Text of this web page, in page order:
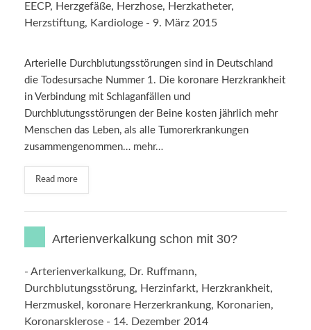
EECP, Herzgefäße, Herzhose, Herzkatheter,
Herzstiftung, Kardiologe - 9. März 2015
Arterielle Durchblutungsstörungen sind in Deutschland
die Todesursache Nummer 1. Die koronare Herzkrankheit
in Verbindung mit Schlaganfällen und
Durchblutungsstörungen der Beine kosten jährlich mehr
Menschen das Leben, als alle Tumorerkrankungen
zusammengenommen… mehr…
Read more
Arterienverkalkung schon mit 30?
- Arterienverkalkung, Dr. Ruffmann,
Durchblutungsstörung, Herzinfarkt, Herzkrankheit,
Herzmuskel , koronare Herzerkrankung, Koronarien,
Koronarsklerose - 14. Dezember 2014